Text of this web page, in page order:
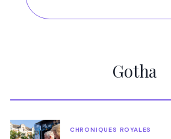
Gotha
CHRONIQUES ROYALES